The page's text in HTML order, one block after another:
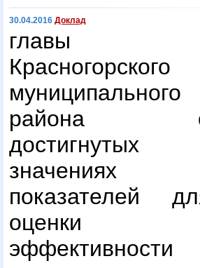
30.04.2016 Доклад
главы
Красногорского
муниципального
района
достигнутых
значениях
показателей
оценки
эффективности